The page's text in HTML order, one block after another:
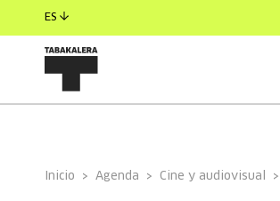
ES
Inicio Agenda Cine y audiovisual